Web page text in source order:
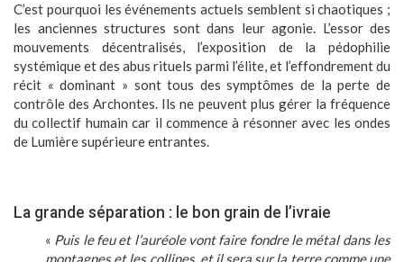
C’est pourquoi les événements actuels semblent si chaotiques ;
les anciennes structures sont dans leur agonie. L’essor des
mouvements décentralisés, l’exposition de la pédophilie
systémique et des abus rituels parmi l’élite, et l’effondrement du
récit « dominant » sont tous des symptômes de la perte de
contrôle des Archontes. Ils ne peuvent plus gérer la fréquence
du collectif humain car il commence à résonner avec les ondes
de Lumière supérieure entrantes.
La grande séparation : le bon grain de l’ivraie
« Puis le feu et l’auréole vont faire fondre le métal dans les